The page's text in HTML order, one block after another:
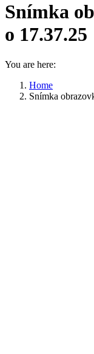
Snímka
o 17.37.25
You are here:
Home
Snímka